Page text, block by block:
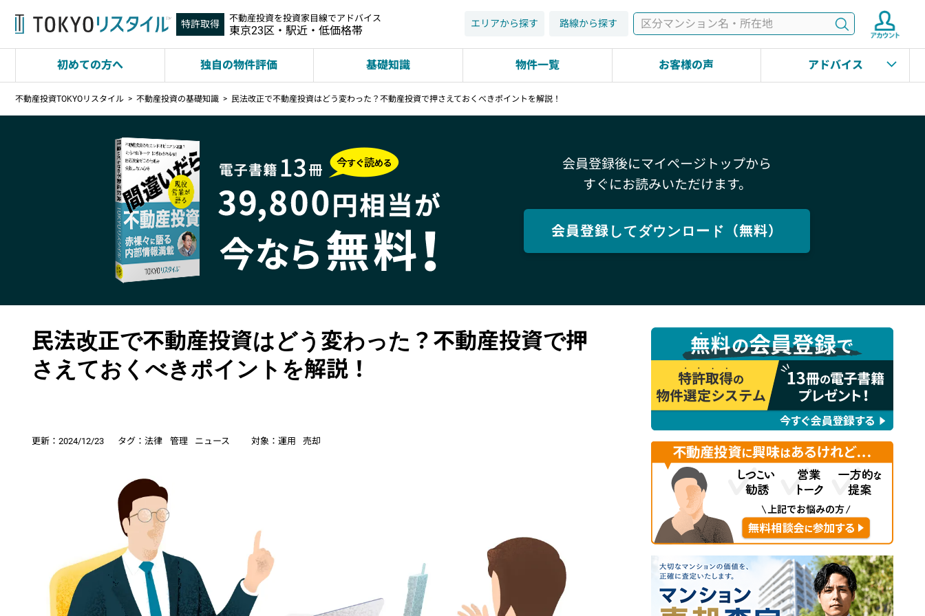
特許取得 不動産投資を投資家目線でアドバイス
東京23区・駅近・低価格帯
検索
エリアから探す 路線から探す
初めての方へ 独自の物件評価 基礎知識 物件一覧 お客様の声 アドバイス
不動産投資TOKYOリスタイル 不動産投資の基礎知識 民法改正で不動産投資はどう変わった？不動産投資で押さえておくべきポイントを解説！
会員登録後にマイページトップから
すぐにお読みいただけます。
会員登録してダウンロード（無料）
民法改正で不動産投資はどう変わった？不動産投資で押
さえておくべきポイントを解説！
更新： 2024/12/23 タグ：法律 管理 ニュース 対象： 運用 売却